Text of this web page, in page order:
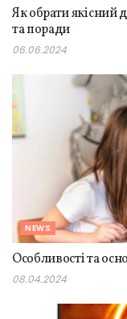
Як обрати якісний
та поради
06.06.2024
NEWS
Особливості та
08.04.2024